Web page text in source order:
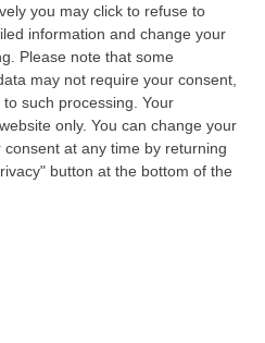
you may click to refuse to
information and change your
Please note that some
may not require your consent,
such processing. Your
only. You can change your
at any time by returning
button at the bottom of the
infetti sono 42.833
registrato
Si registrano 2 ingressi
(140 i ricoverati) e
(4 quelli in itinere).
totale dei tamponi
mentre le